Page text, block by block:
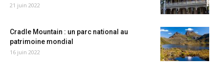
21 juin 2022
Cradle Mountain : un parc national au
patrimoine mondial
16 juin 2022